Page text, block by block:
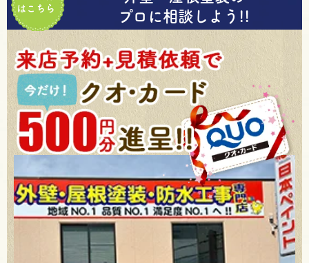
はこちら
プロに相談しよう!!